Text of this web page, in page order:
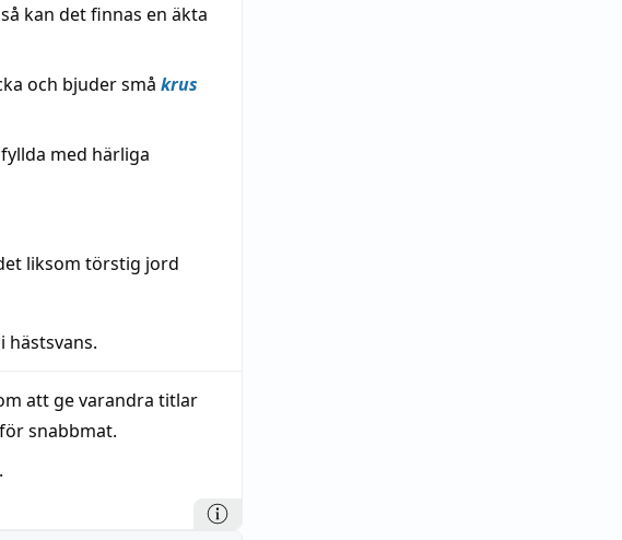
kan det finnas en äkta
och bjuder små krus
fyllda med härliga
liksom törstig jord
hästsvans.
att ge varandra titlar
snabbmat.